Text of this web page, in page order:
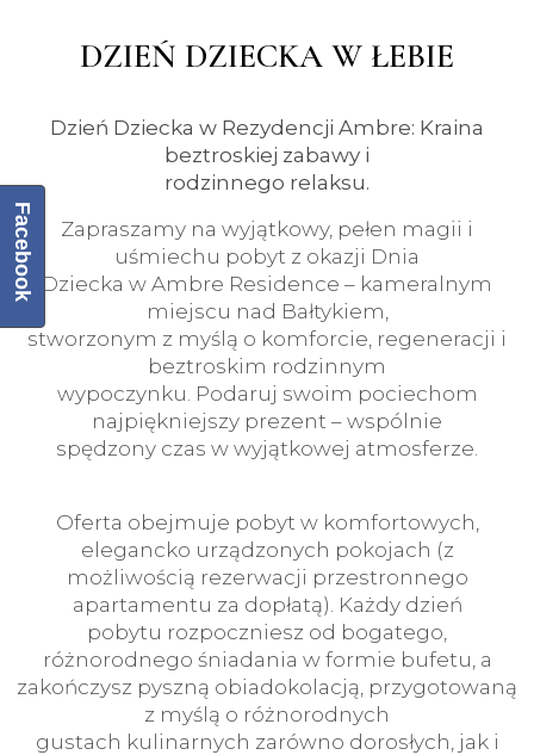
DZIEŃ DZIECKA W ŁEBIE
Dzień Dziecka w Rezydencji Ambre: Kraina
beztroskiej zabawy i
rodzinnego relaksu.
Zapraszamy na wyjątkowy, pełen magii i
uśmiechu pobyt z okazji Dnia
Dziecka w Ambre Residence – kameralnym
miejscu nad Bałtykiem,
stworzonym z myślą o komforcie, regeneracji i
beztroskim rodzinnym
wypoczynku. Podaruj swoim pociechom
najpiękniejszy prezent – wspólnie
spędzony czas w wyjątkowej atmosferze.
Oferta obejmuje pobyt w komfortowych,
elegancko urządzonych pokojach (z
możliwością rezerwacji przestronnego
apartamentu za dopłatą). Każdy dzień
pobytu rozpoczniesz od bogatego,
różnorodnego śniadania w formie bufetu, a
zakończysz pyszną obiadokolacją, przygotowaną
z myślą o różnorodnych
gustach kulinarnych zarówno dorosłych, jak i
Facebook